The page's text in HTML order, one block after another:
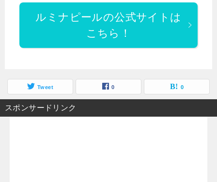
ルミナピールの公式サイトは
こちら！
Tweet 0 0
スポンサードリンク